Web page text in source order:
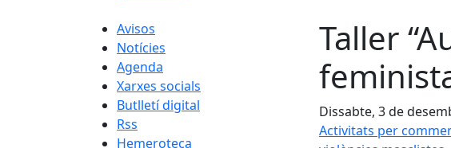
Avisos
Notícies
Agenda
Xarxes socials
Butlletí digital
Rss
Hemeroteca
Taller
Dissabte, 3 de
Activitats per